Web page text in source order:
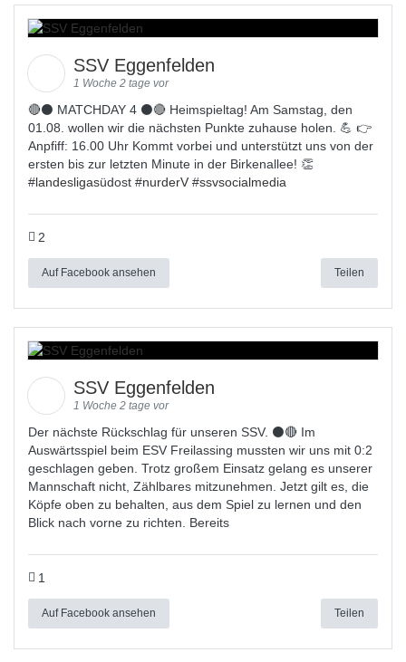
SSV Eggenfelden
1 Woche 2 tage vor
🔴⚫ MATCHDAY 4 ⚫🔴 Heimspieltag! Am Samstag, den
01.08. wollen wir die nächsten Punkte zuhause holen. 💪 👉
Anpfiff: 16.00 Uhr Kommt vorbei und unterstützt uns von der
ersten bis zur letzten Minute in der Birkenallee! 👏
#landesligasüdost #nurderV #ssvsocialmedia
2
Auf Facebook ansehen Teilen
SSV Eggenfelden
1 Woche 2 tage vor
Der nächste Rückschlag für unseren SSV. ⚫🔴 Im
Auswärtsspiel beim ESV Freilassing mussten wir uns mit 0:2
geschlagen geben. Trotz großem Einsatz gelang es unserer
Mannschaft nicht, Zählbares mitzunehmen. Jetzt gilt es, die
Köpfe oben zu behalten, aus dem Spiel zu lernen und den
Blick nach vorne zu richten. Bereits
1
Auf Facebook ansehen Teilen